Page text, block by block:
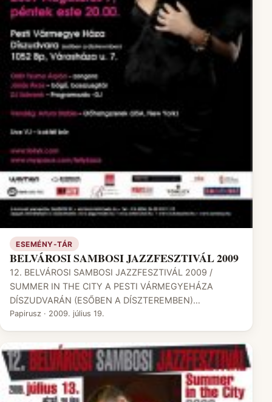
ESEMÉNY-TÁR
BELVÁROSI SAMBOSI JAZZFESZTIVÁL 2009
12. BELVÁROSI SAMBOSI JAZZFESZTIVÁL 2009 /
SUMMER IN THE CITY A PESTI VÁRMEGYEHÁZA
DÍSZUDVARÁN (ESŐBEN A DÍSZTEREMBEN)…
Papirusz · 2009. július 19.